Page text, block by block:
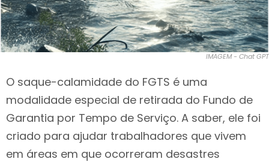
IMAGEM - Chat GPT
O saque-calamidade do FGTS é uma
modalidade especial de retirada do Fundo de
Garantia por Tempo de Serviço. A saber, ele foi
criado para ajudar trabalhadores que vivem
em áreas em que ocorreram desastres